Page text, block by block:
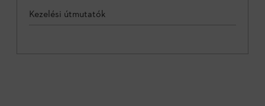
Kezelési útmutatók